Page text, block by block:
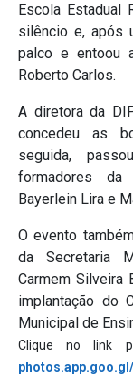
Escola Estadual
silêncio e, após
palco e entoou
Roberto Carlos.
A diretora da
concedeu as
seguida,
formadores da
Bayerlein Lira e
O evento
da Secretaria
Carmem Silveira
implantação do
Municipal de
Clique no link